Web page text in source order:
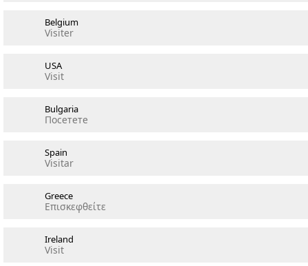
Belgium
Visiter
USA
Visit
Bulgaria
Посетете
Spain
Visitar
Greece
Επισκεφθείτε
Ireland
Visit